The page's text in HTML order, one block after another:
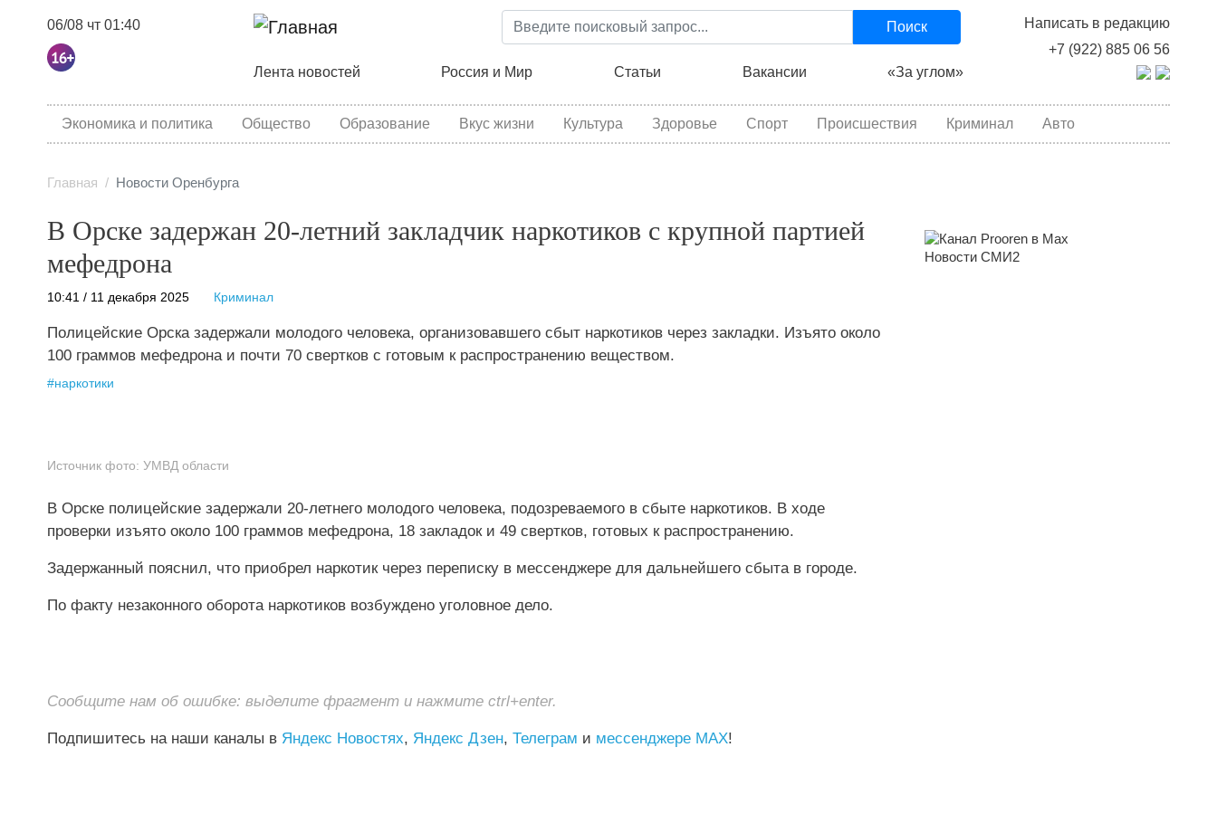
Перейти
к
содержанию
06/08 чт 01:40
Написать в редакцию
+7 (922) 885 06 56
Поиск
Основная навигация
Лента новостей Россия и Мир Статьи Вакансии «За углом»
category menu
Экономика и политика Общество Образование Вкус жизни Культура Здоровье Спорт Происшествия Криминал Авто
Главная Новости Оренбурга
В Орске задержан 20-летний закладчик наркотиков с крупной партией
мефедрона
10:41 / 11 декабря 2025 Криминал
Полицейские Орска задержали молодого человека, организовавшего сбыт наркотиков через закладки. Изъято около
100 граммов мефедрона и почти 70 свертков с готовым к распространению веществом.
#наркотики
Источник фото: УМВД области
В Орске полицейские задержали 20-летнего молодого человека, подозреваемого в сбыте наркотиков. В ходе
проверки изъято около 100 граммов мефедрона, 18 закладок и 49 свертков, готовых к распространению.
Задержанный пояснил, что приобрел наркотик через переписку в мессенджере для дальнейшего сбыта в городе.
По факту незаконного оборота наркотиков возбуждено уголовное дело.
Сообщите нам об ошибке: выделите фрагмент и нажмите ctrl+enter.
Подпишитесь на наши каналы в Яндекс Новостях, Яндекс Дзен, Телеграм и мессенджере MAX!
Новости СМИ2